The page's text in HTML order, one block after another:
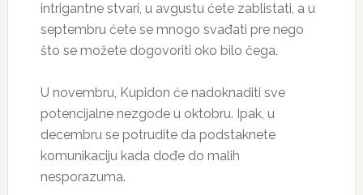
intrigantne stvari, u avgustu ćete zablistati, a u
septembru ćete se mnogo svađati pre nego
što se možete dogovoriti oko bilo čega.
U novembru, Kupidon će nadoknaditi sve
potencijalne nezgode u oktobru. Ipak, u
decembru se potrudite da podstaknete
komunikaciju kada dođe do malih
nesporazuma.